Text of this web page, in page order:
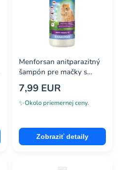
Menforsan anitparazitný
šampón pre mačky s
margózou 300ml
7,99 EUR
✨Okolo priemernej ceny.
Zobraziť detaily